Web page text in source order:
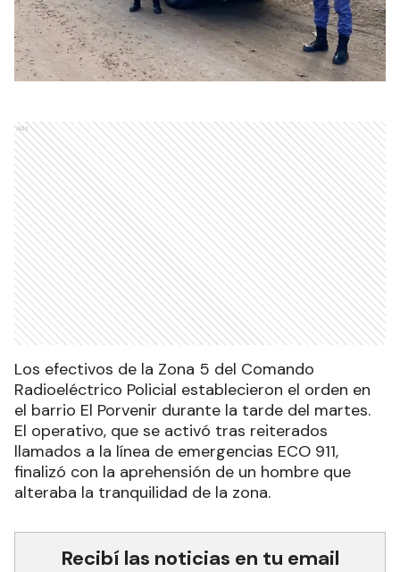
Ads
Los efectivos de la Zona 5 del Comando
Radioeléctrico Policial establecieron el orden en
el barrio El Porvenir durante la tarde del martes.
El operativo, que se activó tras reiterados
llamados a la línea de emergencias ECO 911,
finalizó con la aprehensión de un hombre que
alteraba la tranquilidad de la zona.
Recibí las noticias en tu email